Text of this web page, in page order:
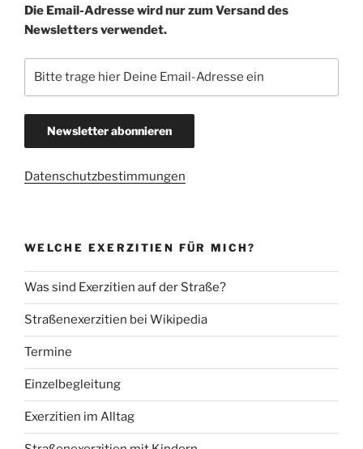
Die Email-Adresse wird nur zum Versand des
Newsletters verwendet.
Datenschutzbestimmungen
WELCHE EXERZITIEN FÜR MICH?
Was sind Exerzitien auf der Straße?
Straßenexerzitien bei Wikipedia
Termine
Einzelbegleitung
Exerzitien im Alltag